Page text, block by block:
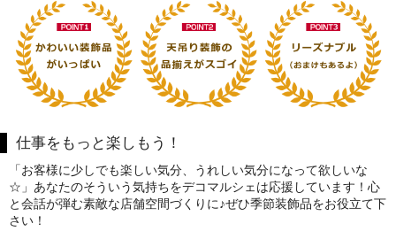
仕事をもっと楽しもう！
「お客様に少しでも楽しい気分、うれしい気分になって欲しいな
☆」あなたのそういう気持ちをデコマルシェは応援しています！心
と会話が弾む素敵な店舗空間づくりに♪ぜひ季節装飾品をお役立て下
さい！